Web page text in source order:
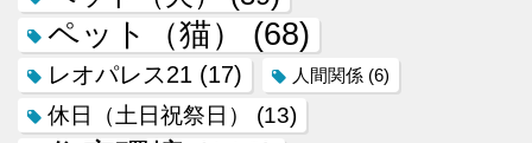
ペット（猫） (68)
レオパレス21 (17) 人間関係 (6)
休日（土日祝祭日） (13)